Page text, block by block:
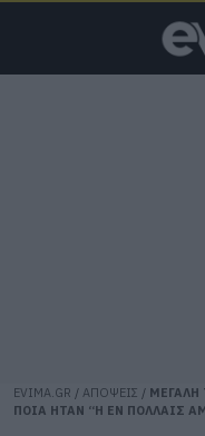
EVIMA.GR / ΑΠΟΨΕΙΣ / ΜΕΓΑΛΗ
ΠΟΙΑ ΗΤΑΝ “Η ΕΝ ΠΟΛΛΑΙΣ